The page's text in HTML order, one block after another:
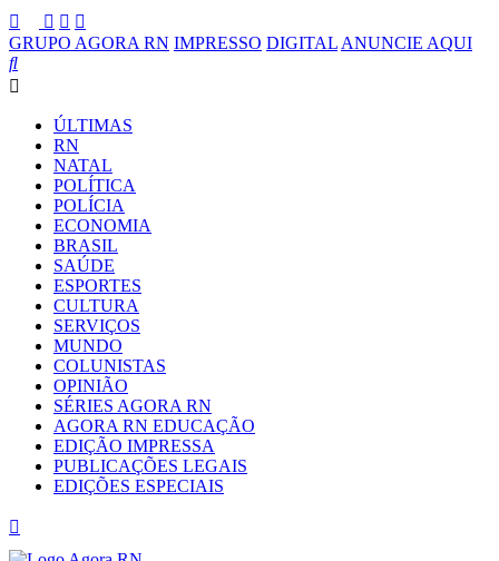
GRUPO AGORA RN IMPRESSO DIGITAL ANUNCIE AQUI
ÚLTIMAS
RN
NATAL
POLÍTICA
POLÍCIA
ECONOMIA
BRASIL
SAÚDE
ESPORTES
CULTURA
SERVIÇOS
MUNDO
COLUNISTAS
OPINIÃO
SÉRIES AGORA RN
AGORA RN EDUCAÇÃO
EDIÇÃO IMPRESSA
PUBLICAÇÕES LEGAIS
EDIÇÕES ESPECIAIS